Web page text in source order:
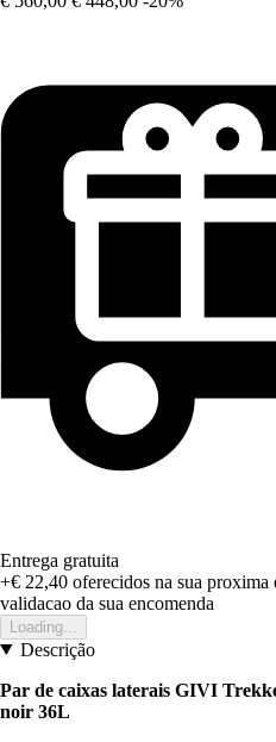
Entrega gratuita
+€ 22,40 oferecidos na sua proxima
validacao da sua encomenda
Loading...
Descrição
Par de caixas laterais GIVI
noir 36L